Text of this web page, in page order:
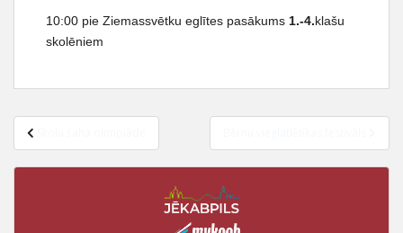
10:00 pie Ziemassvētku eglītes pasākums 1.-4.klašu
skolēniem